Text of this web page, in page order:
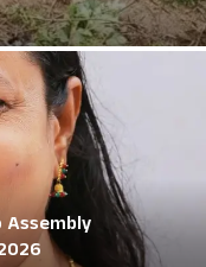
Assembly